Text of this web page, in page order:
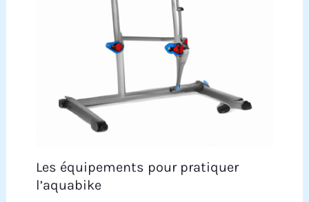
Les équipements pour pratiquer
l’aquabike